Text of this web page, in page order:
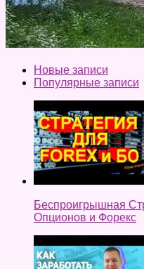
Новые записи
Популярные записи
Беспроигрышная
Опционов и Форекс